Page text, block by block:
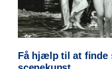
Få hjælp til at finde